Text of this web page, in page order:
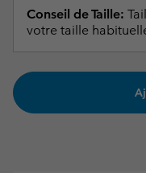
Conseil de Taille:
votre taille